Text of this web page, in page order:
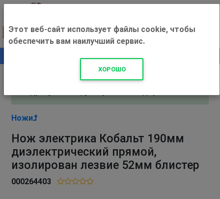
+500 ₽
Внимание! С 3 августа магазин работает по
Ножи
Нож электрика Кобальт 190мм
диэлектрический прямой,
изолирован лезвие 52мм блистер
000264403
Этот веб-сайт использует файлы cookie, чтобы
обеспечить вам наилучший сервис.
ХОРОШО